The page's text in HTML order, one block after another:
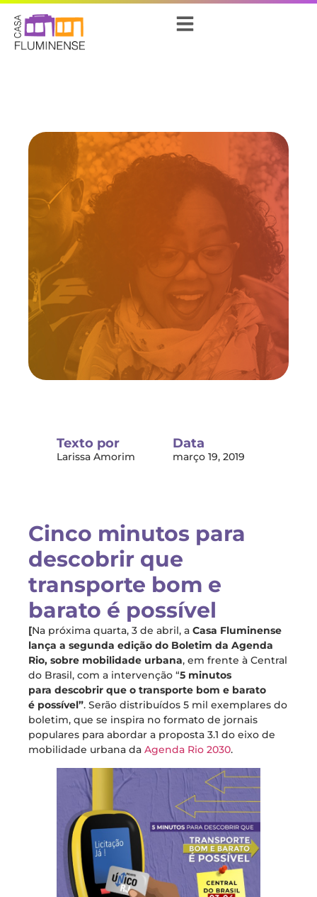
Texto por
Larissa Amorim
Data
março 19, 2019
Cinco minutos para
descobrir que
transporte bom e
barato é possível
[Na próxima quarta, 3 de abril, a Casa Fluminense
lança a segunda edição do Boletim da Agenda
Rio, sobre mobilidade urbana, em frente à Central
do Brasil, com a intervenção “5 minutos
para descobrir que o transporte bom e barato
é possível”. Serão distribuídos 5 mil exemplares do
boletim, que se inspira no formato de jornais
populares para abordar a proposta 3.1 do eixo de
mobilidade urbana da Agenda Rio 2030.